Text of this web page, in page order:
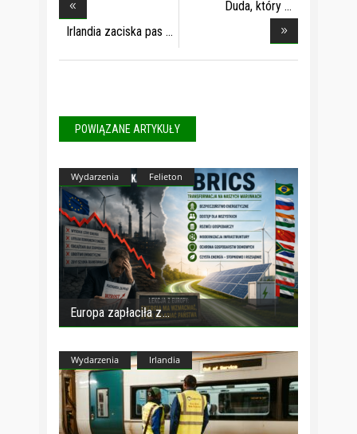
Irlandia zaciska pas
Duda, który
POWIĄZANE ARTYKUŁY
Wydarzenia Felieton
Europa zapłaciła z
Wydarzenia Irlandia